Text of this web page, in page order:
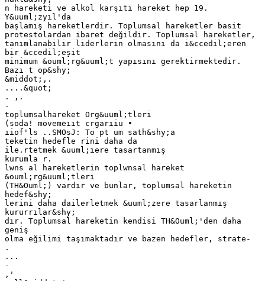
n hareketi ve alkol karşıtı hareket hep 19.
Y&uuml;zyıl'da
başlamış hareketlerdir. Toplumsal hareketler basit
protestolardan ibaret değildir. Toplumsal hareketler,
tanımlanabilir liderlerin olmasını da i&ccedil;eren
bir &ccedil;eşit
minimum &ouml;rg&uuml;t yapısını gerektirmektedir.
Bazı t op&shy;
&middot;,.
....&quot;
. ,.
-
toplumsalhareket Org&uuml;tleri
(soda! movemeııt crgarıiu •
ıiof'ls ..SMOsJ: To pt um sath&shy;a
teketin hedefle rini daha da
ile.rtetmek &uuml;ıere tasartanmış
kurumla r.
lwns al hareketlerin toplwnsal hareket
&ouml;rg&uuml;tleri
(TH&Ouml;) vardır ve bunlar, toplumsal hareketin
hedef&shy;
lerini daha dailerletmek &uuml;zere tasarlanmış
kururrılar&shy;
dır. Toplumsal hareketin kendisi TH&Ouml;'den daha
geniş
olma eğilimi taşımaktadır ve bazen hedefler, strate-
.
...
-
,'